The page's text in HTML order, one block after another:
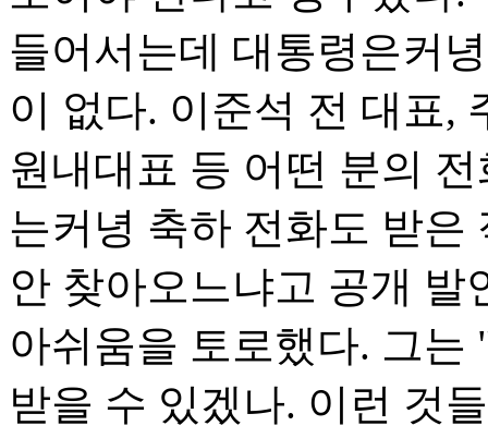
들어서는데 대통령은커
이 없다. 이준석 전 대표,
원내대표 등 어떤 분의
는커녕 축하 전화도 받은
안 찾아오느냐고 공개
아쉬움을 토로했다. 그
받을 수 있겠나. 이런 것